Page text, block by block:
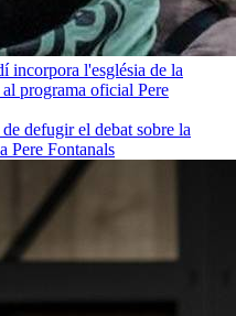
incorpora l'església de la
programa oficial Pere
defugir el debat sobre la
Pere Fontanals